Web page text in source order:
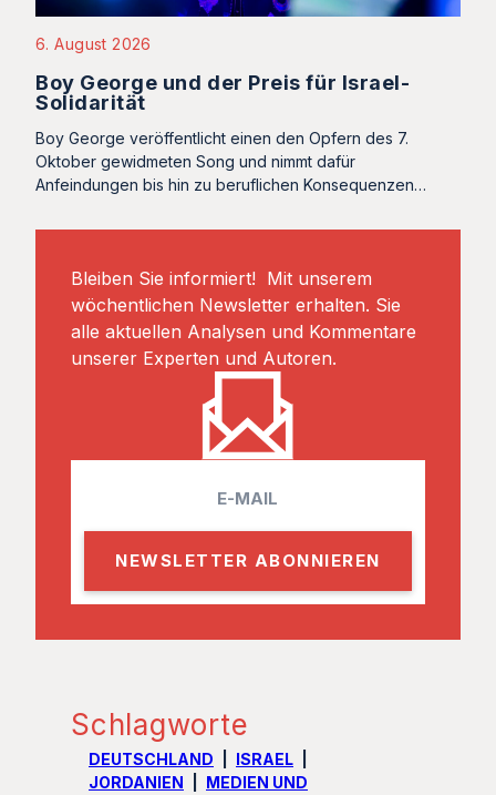
6. August 2026
Boy George und der Preis für Israel-
Solidarität
Boy George veröffentlicht einen den Opfern des 7.
Oktober gewidmeten Song und nimmt dafür
Anfeindungen bis hin zu beruflichen Konsequenzen…
Bleiben Sie informiert! Mit unserem
wöchentlichen Newsletter erhalten. Sie
alle aktuellen Analysen und Kommentare
unserer Experten und Autoren.
l
Schlagworte
DEUTSCHLAND
ISRAEL
JORDANIEN
MEDIEN UND